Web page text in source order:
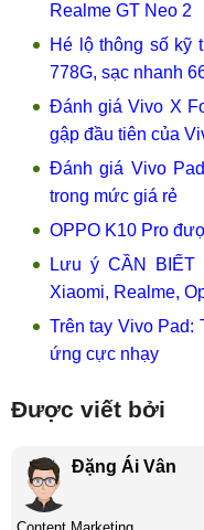
Realme GT Neo 2
Hé lộ thông số kỹ
778G, sạc nhanh
Đánh giá Vivo X
gập đầu tiên của
Đánh giá Vivo
trong mức giá rẻ
OPPO K10 Pro
Lưu ý CẦN BIẾT
Xiaomi, Realme,
Trên tay Vivo Pad:
ứng cực nhạy
Được viết bởi
Đặng Ái Vân